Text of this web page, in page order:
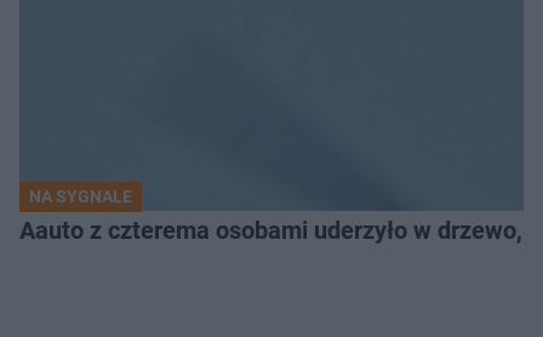
NA SYGNALE
Aauto z czterema osobami uderzyło w drzewo,